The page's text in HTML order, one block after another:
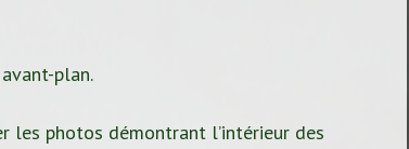
plan.
les photos démontrant l’intérieur des